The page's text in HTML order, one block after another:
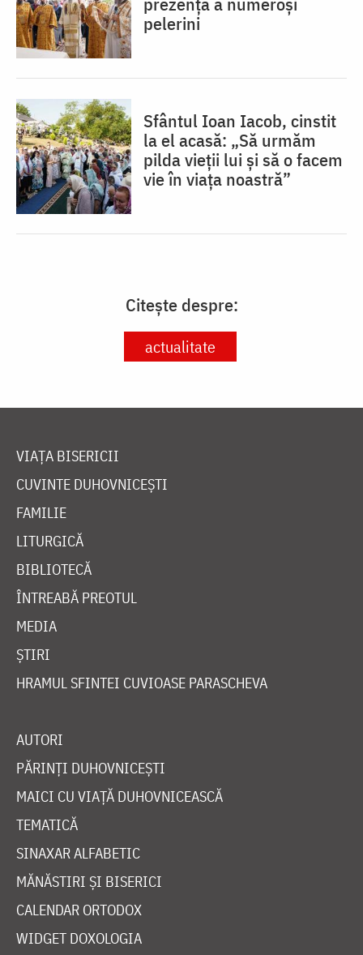
pelerini
Sfântul Ioan Iacob, cinstit
la el acasă: „Să urmăm
pilda vieții lui și să o facem
vie în viața noastră”
Citește despre:
actualitate
VIAȚA BISERICII
CUVINTE DUHOVNICEȘTI
FAMILIE
LITURGICĂ
BIBLIOTECĂ
ÎNTREABĂ PREOTUL
MEDIA
ȘTIRI
HRAMUL SFINTEI CUVIOASE PARASCHEVA
AUTORI
PĂRINȚI DUHOVNICEȘTI
MAICI CU VIAȚĂ DUHOVNICEASCĂ
TEMATICĂ
SINAXAR ALFABETIC
MĂNĂSTIRI ȘI BISERICI
CALENDAR ORTODOX
WIDGET DOXOLOGIA